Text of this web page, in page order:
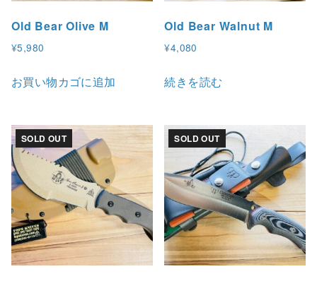
Old Bear Olive M
¥5,980
お買い物カゴに追加
Old Bear Walnut M
¥4,080
続きを読む
SOLD OUT SOLD OUT